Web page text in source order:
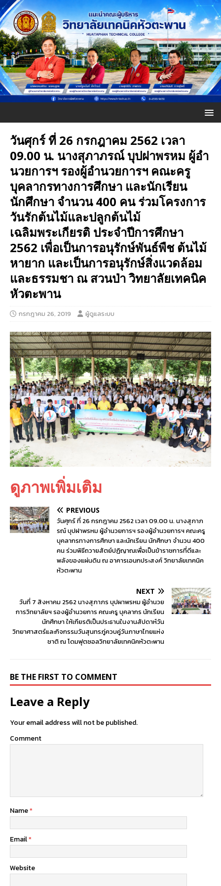
วันศุกร์ ที่ 26 กรกฎาคม 2562 เวลา
09.00 น. นางสุภาภรณ์ บุปฝาพรหม ผู้อำ
นวยการฯ รองผู้อำนวยการฯ คณะครู
บุคลากรทางการศึกษา และนักเรียน
นักศึกษา จำนวน 400 คน ร่วมโครงการ
วันรักต้นไม้และปลูกต้นไม้
เฉลิมพระเกียรติ ประจำปีการศึกษา
2562 เพื่อเป็นการอนุรักษ์พันธ์พืช ต้นไม้
หายาก และเป็นการอนุรักษ์สิ่งแวดล้อม
และธรรมชา ณ สวนป่า วิทยาลัยเทคนิค
หัวตะพาน
กรกฎาคม 26, 2019 ผู้ดูแลระบบ
ดูภาพเพิ่มเติม
PREVIOUS
วันศุกร์ ที่ 26 กรกฎาคม 2562 เวลา 09.00 น. นางสุภาภ
รณ์ บุปฝาพรหม ผู้อำนวยการฯ รองผู้อำนวยการฯ คณะครู
บุคลากรทางการศึกษา และนักเรียน นักศึกษา จำนวน 400
คน ร่วมพิธีถวายสัตย์ปฏิญาณเพื่อเป็นข้าราชการที่ดีและ
พลังของแผ่นดิน ณ อาคารเอนกประสงค์ วิทยาลัยเทคนิค
หัวตะพาน
NEXT
วันที่ 7 สิงหาคม 2562 นางสุภาภร บุปผาพรหม ผู้อำนวย
การวิทยาลัยฯ รองผู้อำนวยการ คณะครู บุคลากร นักเรียน
นักศึกษา ให้เกียรติเป็นประธานในงานสัปดาห์วัน
วิทยาศาสตร์และกิจกรรมวันสุนทรภู่ควบคู่วันภาษาไทยแห่ง
ชาติ ณ โดมฟุตซอลวิทยาลัยเทคนิคหัวตะพาน
BE THE FIRST TO COMMENT
Leave a Reply
Your email address will not be published.
Comment
Name*
Email*
Website